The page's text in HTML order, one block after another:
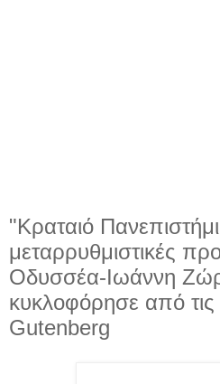
"Κραταιό
μεταρρυθμιστικές
Οδυσσέα-Ιωάννη
κυκλοφόρησε από τις
Gutenberg